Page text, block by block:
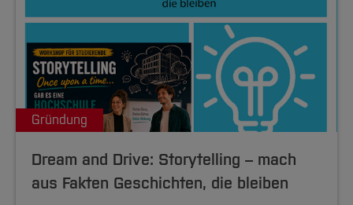
Gründung
Dream and Drive: Storytelling – mach
aus Fakten Geschichten, die bleiben